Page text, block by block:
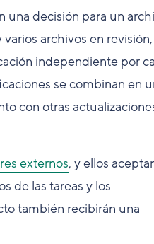
una decisión para un
archivos en revisión,
independiente por
se combinan en
con otras
externos, y ellos
de las tareas y los
también recibirán una